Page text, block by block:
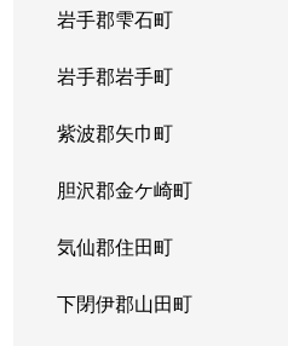
岩手郡雫石町
岩手郡岩手町
紫波郡矢巾町
胆沢郡金ケ崎町
気仙郡住田町
下閉伊郡山田町